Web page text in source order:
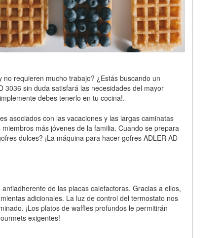
requieren mucho trabajo? ¿Estás buscando un
3036 sin duda satisfará las necesidades del mayor
debes tenerlo en tu cocina!.
asociados con las vacaciones y las largas caminatas
más jóvenes de la familia. Cuando se prepara
dulces? ¡La máquina para hacer gofres ADLER AD
de las placas calefactoras. Gracias a ellos,
adicionales. La luz de control del termostato nos
¡Los platos de waffles profundos le permitirán
exigentes!